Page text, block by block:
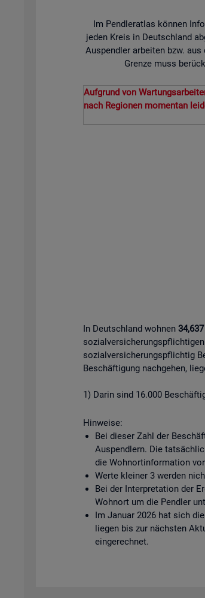
Im Pendleratlas können
jeden Kreis in Deutschland
Auspendler arbeiten bzw.
Grenze muss
Aufgrund von
nach Regionen momentan
In Deutschland wohnen 34,637
sozialversicherungspflichtig
Beschäftigung nachgehen,
1) Darin sind 16.000
Hinweise:
Bei dieser Zahl der
Auspendlern. Die
die Wohnortinformation
Werte kleiner 3 werden
Bei der Interpretation der
Wohnort um die Pendler
Im Januar 2026 hat sich
liegen bis zur nächsten
eingerechnet.